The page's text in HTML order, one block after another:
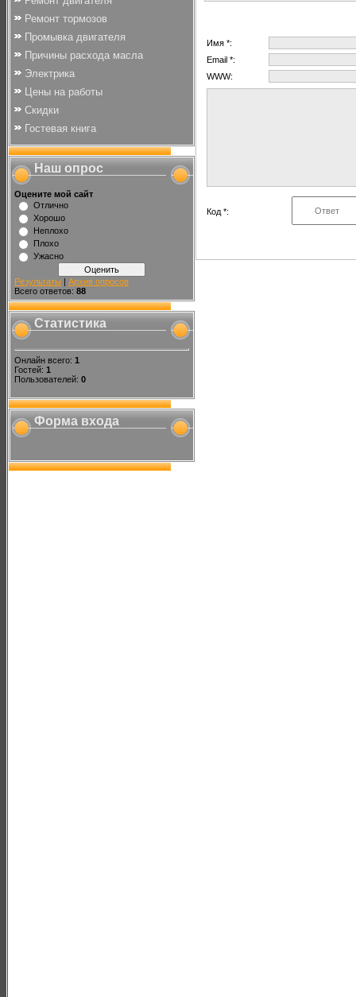
Ремонт тормозов
Промывка двигателя
Причины расхода масла
Электрика
Цены на работы
Скидки
Гостевая книга
Наш опрос
Оцените мой сайт
Отлично
Хорошо
Неплохо
Плохо
Ужасно
Результаты | Архив опросов
Всего ответов: 88
Статистика
Онлайн всего: 1
Гостей: 1
Пользователей: 0
Форма входа
Имя *:
Email *:
WWW:
Код *: